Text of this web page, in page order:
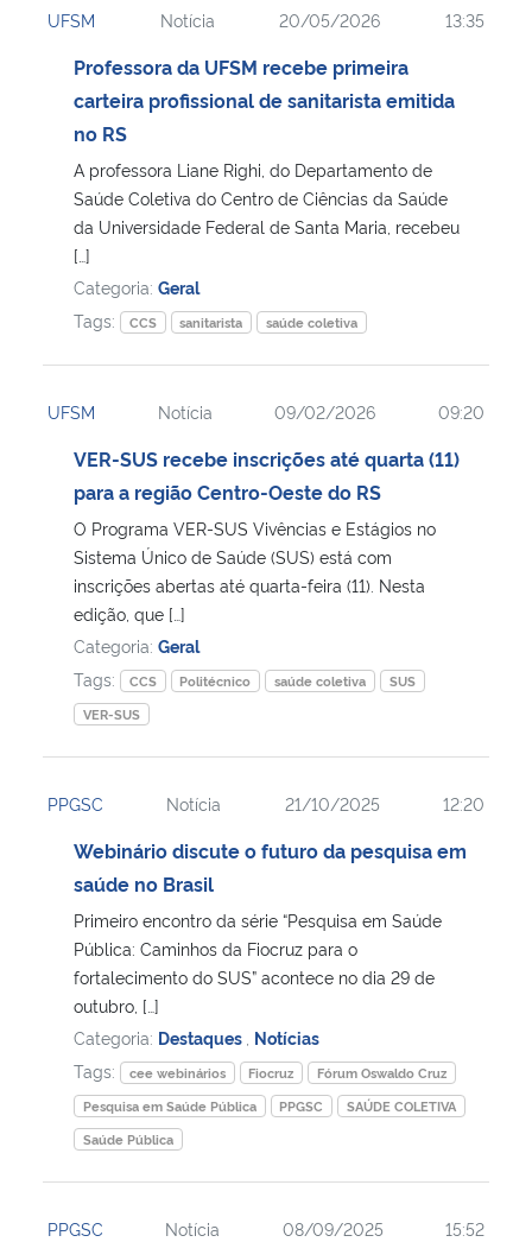
Ministério da Cidadania
Ministério de Minas e Energia
Ministério da Ciência, Tecnologia, Inovações e Comunicações
Ministério do Turismo
Controladoria-Geral da União
Ministério da Mulher, da Família e dos Direitos Humanos
Secretaria-Geral
Secretaria de Governo
Gabinete de Segurança Institucional
UFSM Notícia 20/05/2026 13:35
Professora da UFSM recebe primeira
carteira profissional de sanitarista emitida
no RS
A professora Liane Righi, do Departamento de
Saúde Coletiva do Centro de Ciências da Saúde
da Universidade Federal de Santa Maria, recebeu
[…]
Categoria: Geral
Tags:
CCS sanitarista saúde coletiva
UFSM Notícia 09/02/2026 09:20
VER-SUS recebe inscrições até quarta (11)
para a região Centro-Oeste do RS
O Programa VER-SUS Vivências e Estágios no
Sistema Único de Saúde (SUS) está com
inscrições abertas até quarta-feira (11). Nesta
edição, que […]
Categoria: Geral
Tags:
CCS Politécnico saúde coletiva
SUS
VER-SUS
PPGSC Notícia 21/10/2025 12:20
Webinário discute o futuro da pesquisa em
saúde no Brasil
Primeiro encontro da série “Pesquisa em Saúde
Pública: Caminhos da Fiocruz para o
fortalecimento do SUS” acontece no dia 29 de
outubro, […]
Categoria: Destaques Notícias
Tags:
cee webinários Fiocruz
Fórum Oswaldo Cruz
Pesquisa em Saúde Pública
PPGSC
SAÚDE COLETIVA
Saúde Pública
PPGSC Notícia 08/09/2025 15:52